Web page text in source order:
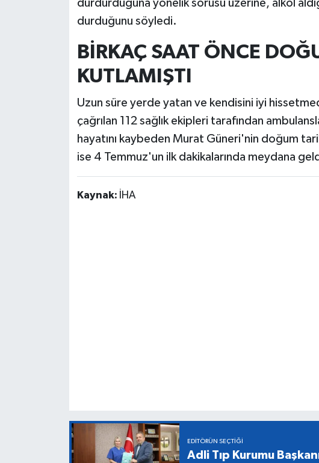
durdurduğuna yönelik sorusu üzerine, alkol
durduğunu söyledi.
BİRKAÇ SAAT ÖNCE
KUTLAMIŞTI
Uzun süre yerde yatan ve kendisini iyi
çağrılan 112 sağlık ekipleri tarafından
hayatını kaybeden Murat Güneri'nin doğum
ise 4 Temmuz'un ilk dakikalarında meydana
Kaynak: İHA
EDITÖRÜN SEÇTIĞI
Adli Tıp Kurumu